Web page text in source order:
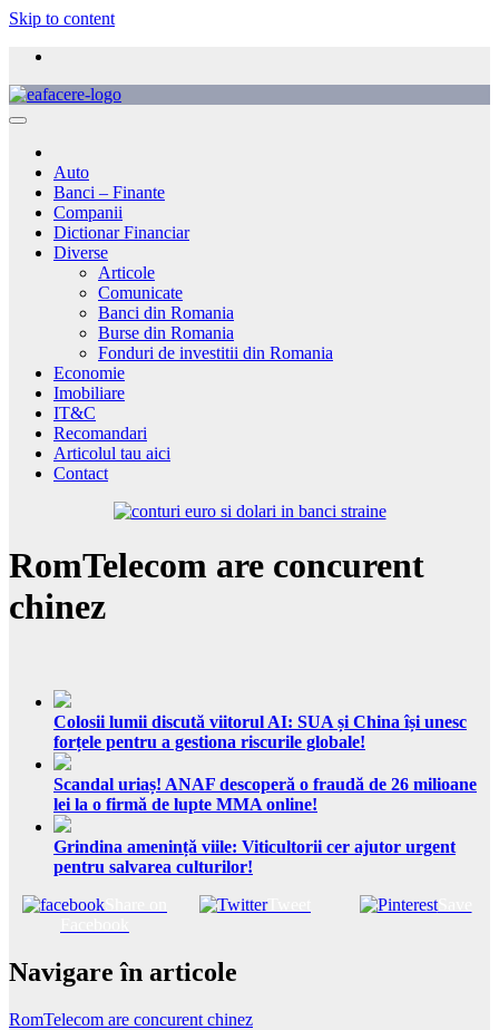
Skip to content
Auto
Banci – Finante
Companii
Dictionar Financiar
Diverse
Articole
Comunicate
Banci din Romania
Burse din Romania
Fonduri de investitii din Romania
Economie
Imobiliare
IT&C
Recomandari
Articolul tau aici
Contact
RomTelecom are concurent
chinez
Colosii lumii discută viitorul AI: SUA și China își unesc
forțele pentru a gestiona riscurile globale!
Scandal uriaș! ANAF descoperă o fraudă de 26 milioane
lei la o firmă de lupte MMA online!
Grindina amenință viile: Viticultorii cer ajutor urgent
pentru salvarea culturilor!
Tweet Save
Navigare în articole
RomTelecom are concurent chinez